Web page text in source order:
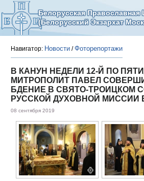
Белорусская Православная
(Белорусский Экзархат
Навигатор: Новости /Фоторепортажи
В КАНУН НЕДЕЛИ 12-Й ПО
МИТРОПОЛИТ ПАВЕЛ
БДЕНИЕ В СВЯТО-ТРОИЦКОМ
РУССКОЙ ДУХОВНОЙ МИССИИ
08 сентября 2019